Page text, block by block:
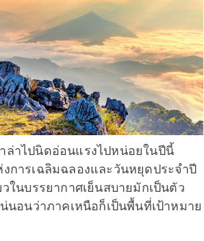
ล่าไปนิดอ่อนแรงไปหน่อยในปีนี้
การเฉลิมฉลองและวันหยุดประจำปี
วในบรรยากาศเย็นสบายมักเป็นตัว
นอนว่าภาคเหนือก็เป็นพื้นที่เป้าหมาย